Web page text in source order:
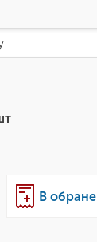
В обране